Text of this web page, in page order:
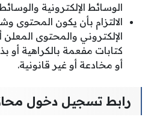
الوسائط الإلكترونية
الالتزام بأن يكون المحتوى
الإلكتروني والمحتوى
كتابات مفعمة بالكراهية أو
أو مخادعة أو غير قانونية.
رابط تسجيل دخول